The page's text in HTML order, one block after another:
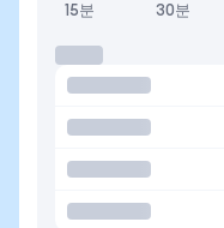
15분 30분